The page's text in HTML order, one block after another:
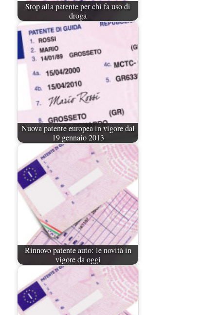
Stop alla patente per chi fa uso di
droga
Nuova patente europea in vigore dal
19 gennaio 2013
Rinnovo patente auto: le novità in
vigore da oggi